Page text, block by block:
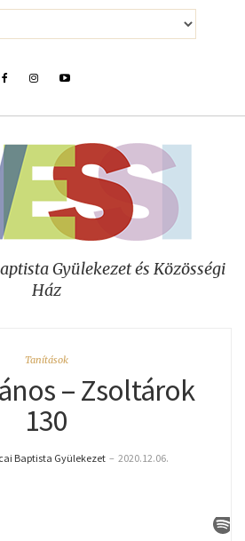
Gyülekezet és Közösségi
Ház
Tanítások
– Zsoltárok
130
Baptista Gyülekezet – 2020.12.06.